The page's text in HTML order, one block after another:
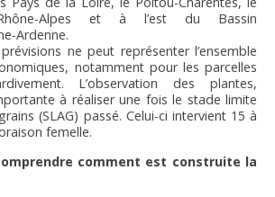
Alpes et à l’est du Bassin
Ardenne.
ne peut représenter l’ensemble
notamment pour les parcelles
L’observation des plantes,
à réaliser une fois le stade limite
(SLAG) passé. Celui-ci intervient 15 à
femelle.
comment est construite la